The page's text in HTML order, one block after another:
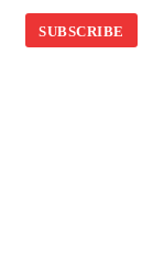
SUBSCRIBE